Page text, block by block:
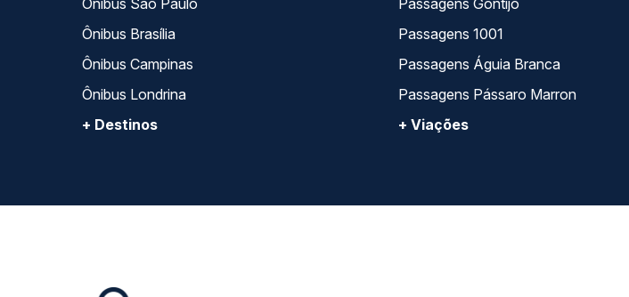
Ônibus São Paulo
Ônibus Brasília
Ônibus Campinas
Ônibus Londrina
+ Destinos
Passagens Gontijo
Passagens 1001
Passagens Águia Branca
Passagens Pássaro Marron
+ Viações